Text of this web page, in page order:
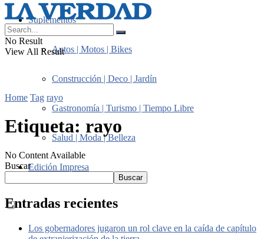
Suplementos
Autos | Motos | Bikes
Construcción | Deco | Jardín
Gastronomía | Turismo | Tiempo Libre
Salud | Moda | Belleza
Edición Impresa
No Result
View All Result
Home Tag rayo
Etiqueta: rayo
No Content Available
Buscar
Buscar
Entradas recientes
Los gobernadores jugaron un rol clave en la caída de capítulo